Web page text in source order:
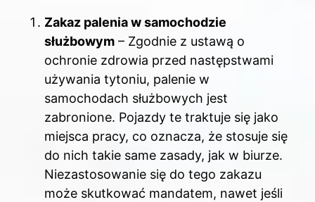
Zakaz palenia w samochodzie
służbowym – Zgodnie z ustawą o
ochronie zdrowia przed następstwami
używania tytoniu, palenie w
samochodach służbowych jest
zabronione. Pojazdy te traktuje się jako
miejsca pracy, co oznacza, że stosuje się
do nich takie same zasady, jak w biurze.
Niezastosowanie się do tego zakazu
może skutkować mandatem, nawet jeśli